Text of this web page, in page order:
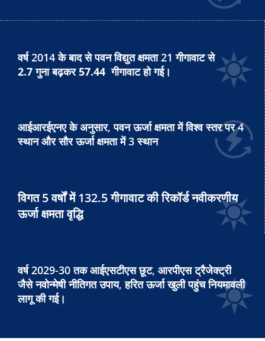
वर्ष 2014 के बाद से पवन विद्युत क्षमता 21 गीगावाट से
2.7गुना बढ़कर57.44 गीगावाट हो गई।
आईआरईएनए के अनुसार, पवन ऊर्जा क्षमता में विश्व स्तर पर 4
स्थान और सौर ऊर्जा क्षमता में 3 स्थान
विगत 5 वर्षों में 132.5 गीगावाट की रिकॉर्ड नवीकरणीय
ऊर्जा क्षमता वृद्धि
वर्ष 2029-30 तक आईएसटीएस छूट, आरपीएस ट्रैजेक्ट्री
जैसे नवोन्मेषी नीतिगत उपाय, हरित ऊर्जा खुली पहुंच नियमावली
लागू की गई।